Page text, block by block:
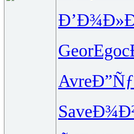
GeorEgoc
Avre
Save